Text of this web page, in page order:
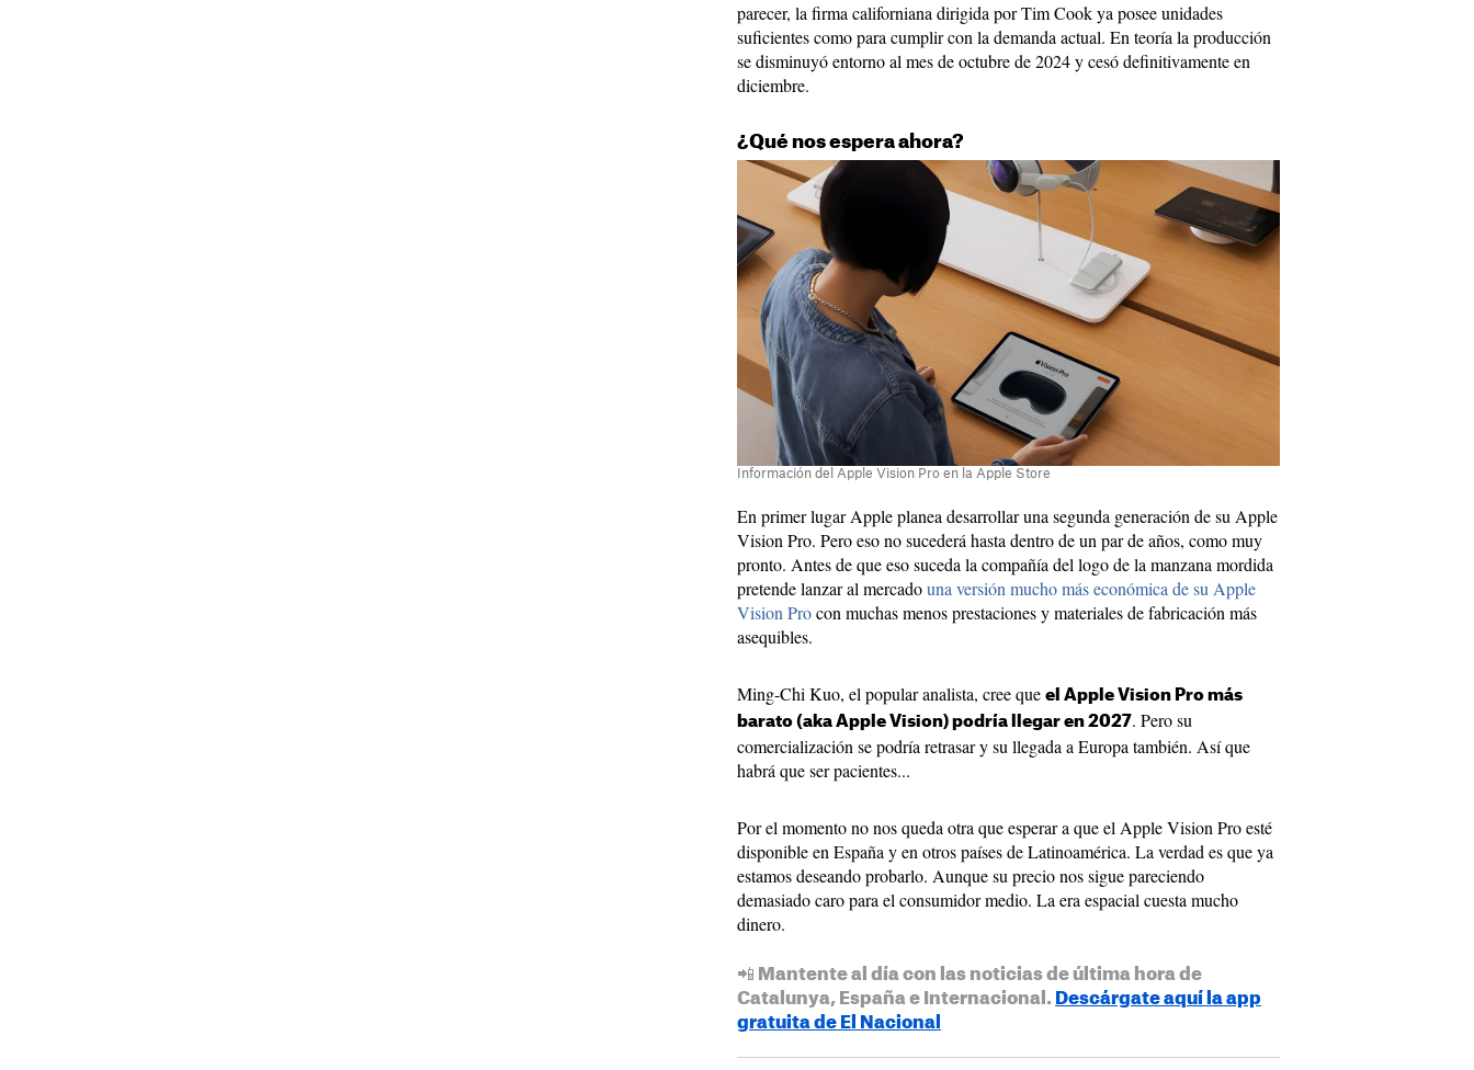
parecer, la firma californiana dirigida por Tim Cook ya posee unidades
suficientes como para cumplir con la demanda actual. En teoría la producción
se disminuyó entorno al mes de octubre de 2024 y cesó definitivamente en
diciembre.
¿Qué nos espera ahora?
Información del Apple Vision Pro en la Apple Store
En primer lugar Apple planea desarrollar una segunda generación de su Apple
Vision Pro. Pero eso no sucederá hasta dentro de un par de años, como muy
pronto. Antes de que eso suceda la compañía del logo de la manzana mordida
pretende lanzar al mercadouna versión mucho más económica de su Apple
Vision Procon muchas menos prestaciones y materiales de fabricación más
asequibles.
Ming-Chi Kuo, el popular analista, cree que el Apple Vision Pro más
barato (aka Apple Vision) podría llegar en 2027. Pero su
comercialización se podría retrasar y su llegada a Europa también. Así que
habrá que ser pacientes...
Por el momento no nos queda otra que esperar a que el Apple Vision Pro esté
disponible en España y en otros países de Latinoamérica. La verdad es que ya
estamos deseando probarlo. Aunque su precio nos sigue pareciendo
demasiado caro para el consumidor medio. La era espacial cuesta mucho
dinero.
📲 Mantente al día con las noticias de última hora de
Catalunya, España e Internacional. Descárgate aquí la app
gratuita de El Nacional